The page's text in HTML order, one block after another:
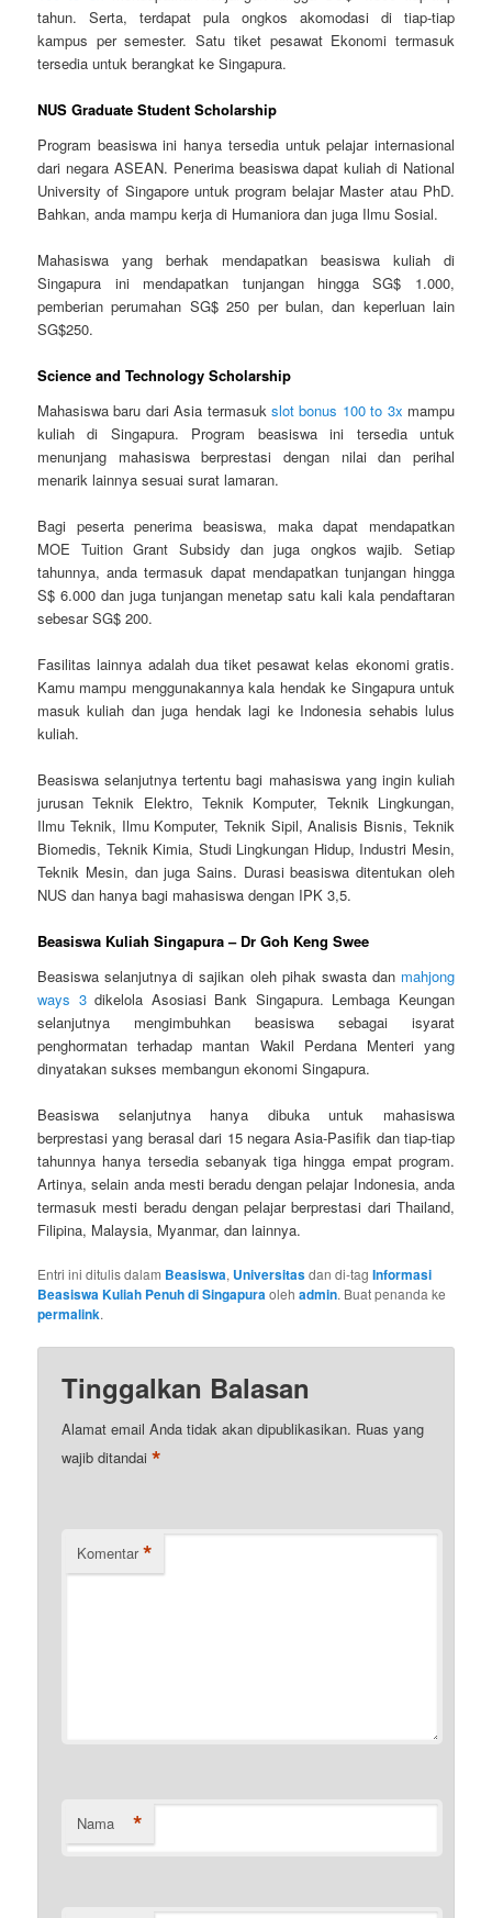
tahun. Serta, terdapat pula ongkos akomodasi di tiap-tiap
kampus per semester. Satu tiket pesawat Ekonomi termasuk
tersedia untuk berangkat ke Singapura.
NUS Graduate Student Scholarship
Program beasiswa ini hanya tersedia untuk pelajar internasional
dari negara ASEAN. Penerima beasiswa dapat kuliah di National
University of Singapore untuk program belajar Master atau PhD.
Bahkan, anda mampu kerja di Humaniora dan juga Ilmu Sosial.
Mahasiswa yang berhak mendapatkan beasiswa kuliah di
Singapura ini mendapatkan tunjangan hingga SG$ 1.000,
pemberian perumahan SG$ 250 per bulan, dan keperluan lain
SG$250.
Science and Technology Scholarship
Mahasiswa baru dari Asia termasuk slot bonus 100 to 3x mampu
kuliah di Singapura. Program beasiswa ini tersedia untuk
menunjang mahasiswa berprestasi dengan nilai dan perihal
menarik lainnya sesuai surat lamaran.
Bagi peserta penerima beasiswa, maka dapat mendapatkan
MOE Tuition Grant Subsidy dan juga ongkos wajib. Setiap
tahunnya, anda termasuk dapat mendapatkan tunjangan hingga
S$ 6.000 dan juga tunjangan menetap satu kali kala pendaftaran
sebesar SG$ 200.
Fasilitas lainnya adalah dua tiket pesawat kelas ekonomi gratis.
Kamu mampu menggunakannya kala hendak ke Singapura untuk
masuk kuliah dan juga hendak lagi ke Indonesia sehabis lulus
kuliah.
Beasiswa selanjutnya tertentu bagi mahasiswa yang ingin kuliah
jurusan Teknik Elektro, Teknik Komputer, Teknik Lingkungan,
Ilmu Teknik, Ilmu Komputer, Teknik Sipil, Analisis Bisnis, Teknik
Biomedis, Teknik Kimia, Studi Lingkungan Hidup, Industri Mesin,
Teknik Mesin, dan juga Sains. Durasi beasiswa ditentukan oleh
NUS dan hanya bagi mahasiswa dengan IPK 3,5.
Beasiswa Kuliah Singapura – Dr Goh Keng Swee
Beasiswa selanjutnya di sajikan oleh pihak swasta dan mahjong
ways 3dikelola Asosiasi Bank Singapura. Lembaga Keungan
selanjutnya mengimbuhkan beasiswa sebagai isyarat
penghormatan terhadap mantan Wakil Perdana Menteri yang
dinyatakan sukses membangun ekonomi Singapura.
Beasiswa selanjutnya hanya dibuka untuk mahasiswa
berprestasi yang berasal dari 15 negara Asia-Pasifik dan tiap-tiap
tahunnya hanya tersedia sebanyak tiga hingga empat program.
Artinya, selain anda mesti beradu dengan pelajar Indonesia, anda
termasuk mesti beradu dengan pelajar berprestasi dari Thailand,
Filipina, Malaysia, Myanmar, dan lainnya.
Entri ini ditulis dalam Beasiswa, Universitasdan di-tagInformasi
Beasiswa Kuliah Penuh di Singapuraolehadmin. Buat penanda ke
permalink.
Tinggalkan Balasan
Alamat email Anda tidak akan dipublikasikan. Ruas yang
wajib ditandai*
Komentar *
Nama *